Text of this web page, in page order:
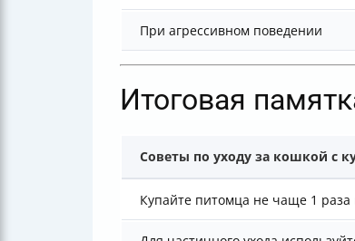
При агрессивном поведении
Итоговая
Советы по уходу за кошкой с
Купайте питомца не чаще 1 раза